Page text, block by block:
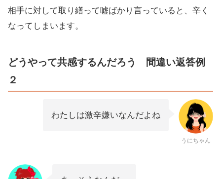
相手に対して取り繕って嘘ばかり言っていると、辛く
なってしまいます。
どうやって共感するんだろう 間違い返答例
２
わたしは激辛嫌いなんだよね
うにちゃん